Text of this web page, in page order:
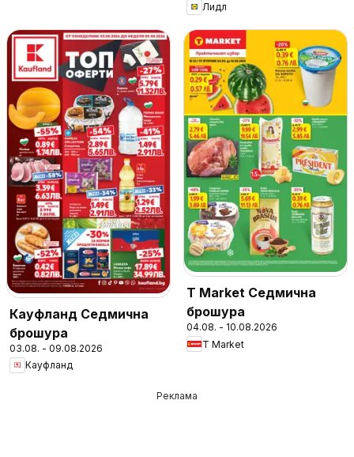
Лидл
Кауфланд Седмична
брошура
03.08. - 09.08.2026
Кауфланд
T Market Седмична
брошура
04.08. - 10.08.2026
T Market
Реклама